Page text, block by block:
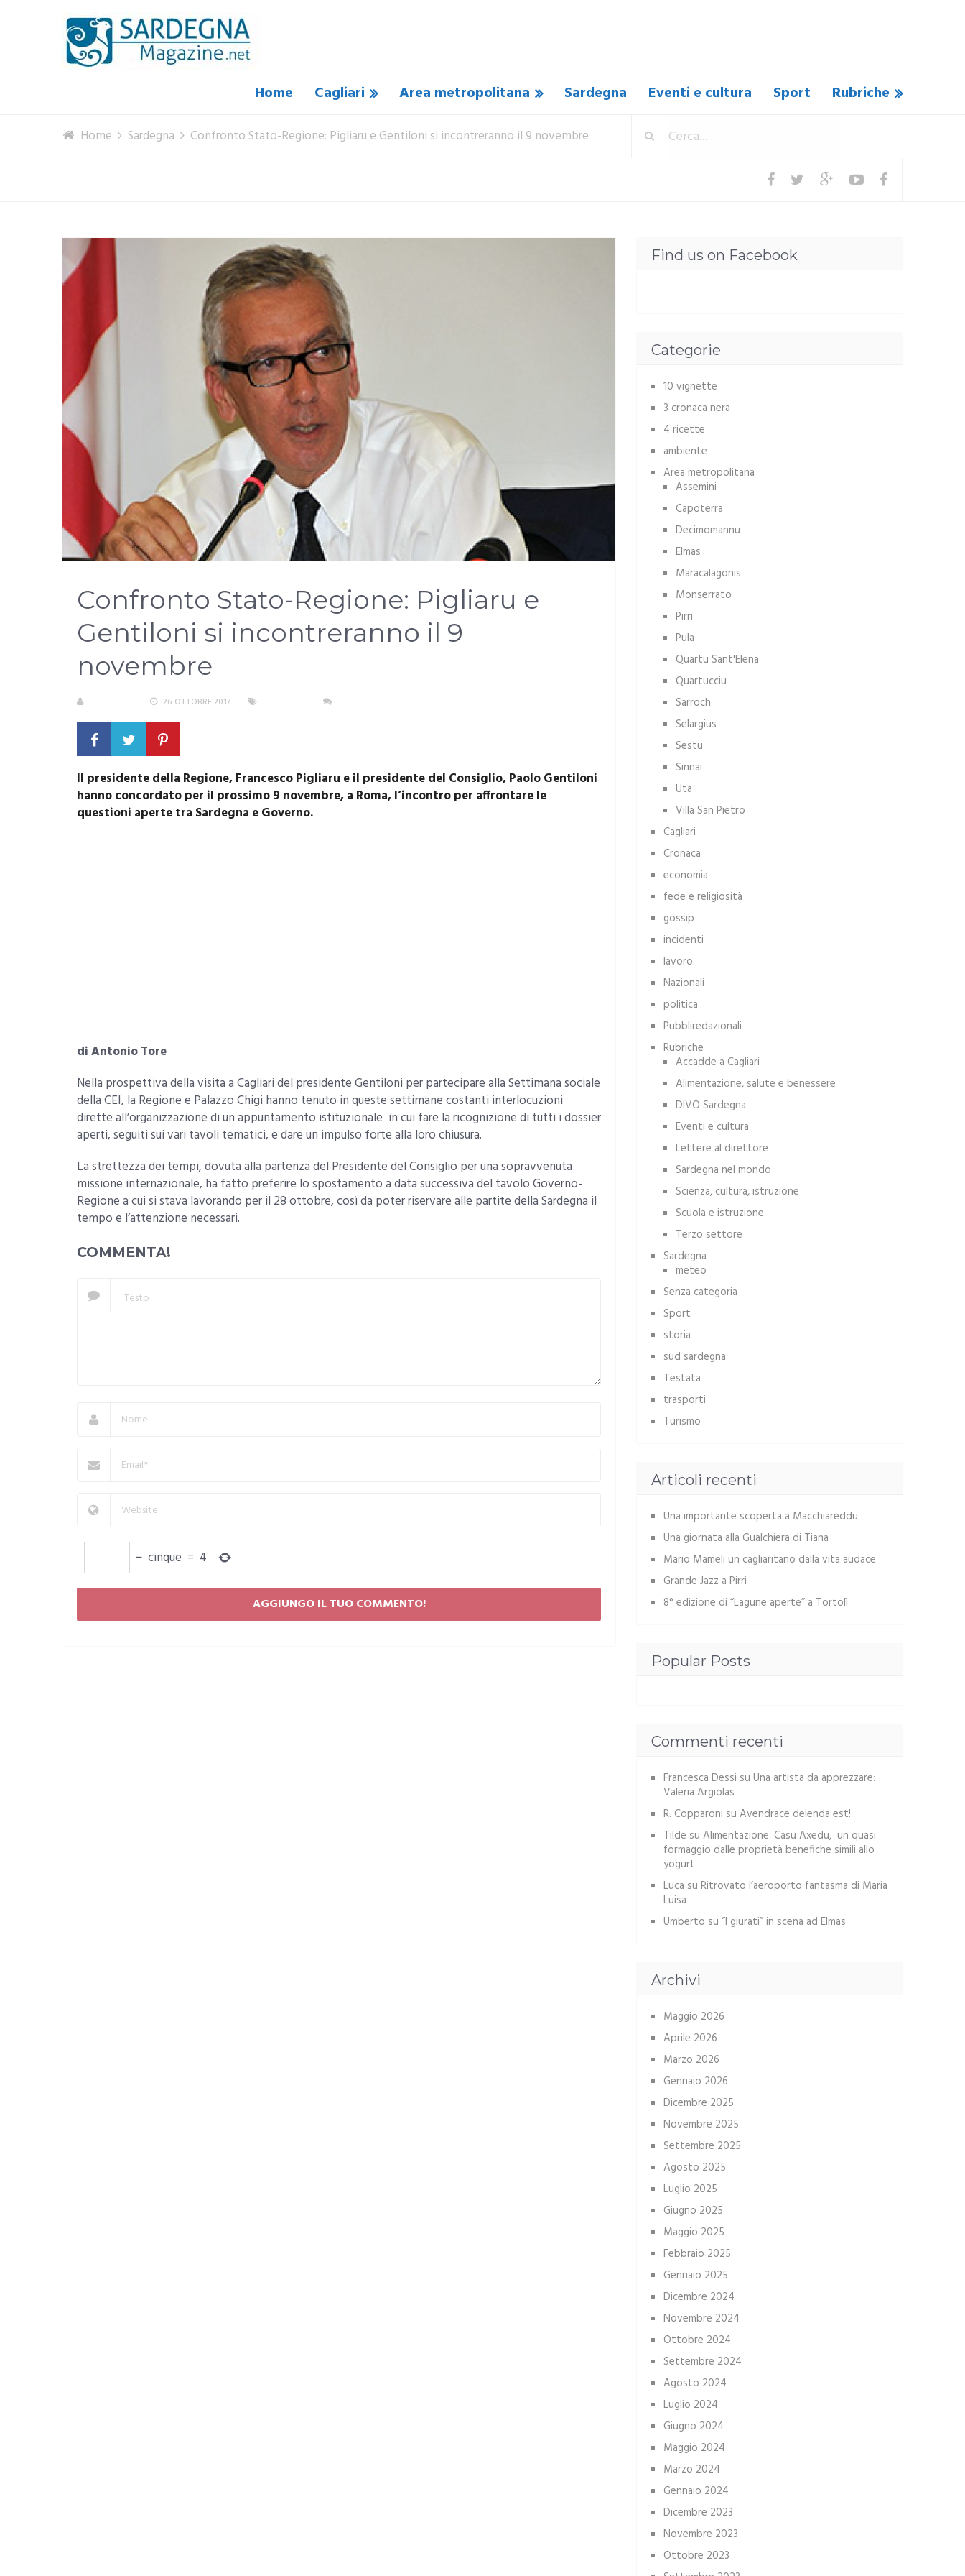
Home Cagliari Area metropolitana Sardegna Eventi e cultura Sport Rubriche
Home Sardegna Confronto Stato-Regione: Pigliaru e Gentiloni si incontreranno il 9 novembre
Confronto Stato-Regione: Pigliaru e
Gentiloni si incontreranno il 9
novembre
26 OTTOBRE 2017
Il presidente della Regione, Francesco Pigliaru e il presidente del Consiglio, Paolo Gentiloni
hanno concordato per il prossimo 9 novembre, a Roma, l’incontro per affrontare le
questioni aperte tra Sardegna e Governo.
di Antonio Tore
Nella prospettiva della visita a Cagliari del presidente Gentiloni per partecipare alla Settimana sociale
della CEI, la Regione e Palazzo Chigi hanno tenuto in queste settimane costanti interlocuzioni
dirette all’organizzazione di un appuntamento istituzionale in cui fare la ricognizione di tutti i dossier
aperti, seguiti sui vari tavoli tematici, e dare un impulso forte alla loro chiusura.
La strettezza dei tempi, dovuta alla partenza del Presidente del Consiglio per una sopravvenuta
missione internazionale, ha fatto preferire lo spostamento a data successiva del tavolo Governo-
Regione a cui si stava lavorando per il 28 ottobre, così da poter riservare alle partite della Sardegna il
tempo e l’attenzione necessari.
COMMENTA!
− cinque = 4
Find us on Facebook
Categorie
10 vignette
3 cronaca nera
4 ricette
ambiente
Area metropolitana
Assemini
Capoterra
Decimomannu
Elmas
Maracalagonis
Monserrato
Pirri
Pula
Quartu Sant'Elena
Quartucciu
Sarroch
Selargius
Sestu
Sinnai
Uta
Villa San Pietro
Cagliari
Cronaca
economia
fede e religiosità
gossip
incidenti
lavoro
Nazionali
politica
Pubbliredazionali
Rubriche
Accadde a Cagliari
Alimentazione, salute e benessere
DIVO Sardegna
Eventi e cultura
Lettere al direttore
Sardegna nel mondo
Scienza, cultura, istruzione
Scuola e istruzione
Terzo settore
Sardegna
meteo
Senza categoria
Sport
storia
sud sardegna
Testata
trasporti
Turismo
Articoli recenti
Una importante scoperta a Macchiareddu
Una giornata alla Gualchiera di Tiana
Mario Mameli un cagliaritano dalla vita audace
Grande Jazz a Pirri
8° edizione di “Lagune aperte” a Tortolì
Popular Posts
Commenti recenti
Francesca Dessi su Una artista da apprezzare:
Valeria Argiolas
R. Copparoni su Avendrace delenda est!
Tilde su Alimentazione: Casu Axedu, un quasi
formaggio dalle proprietà benefiche simili allo
yogurt
Luca su Ritrovato l’aeroporto fantasma di Maria
Luisa
Umberto su “I giurati” in scena ad Elmas
Archivi
Maggio 2026
Aprile 2026
Marzo 2026
Gennaio 2026
Dicembre 2025
Novembre 2025
Settembre 2025
Agosto 2025
Luglio 2025
Giugno 2025
Maggio 2025
Febbraio 2025
Gennaio 2025
Dicembre 2024
Novembre 2024
Ottobre 2024
Settembre 2024
Agosto 2024
Luglio 2024
Giugno 2024
Maggio 2024
Marzo 2024
Gennaio 2024
Dicembre 2023
Novembre 2023
Ottobre 2023